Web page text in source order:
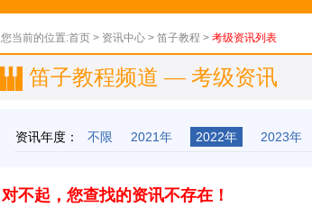
您当前的位置:首页 > 资讯中心 > 笛子教程 > 考级资讯列表
笛子教程频道 — 考级资讯
资讯年度： 不限 2021年 2022年 2023年
对不起，您查找的资讯不存在！